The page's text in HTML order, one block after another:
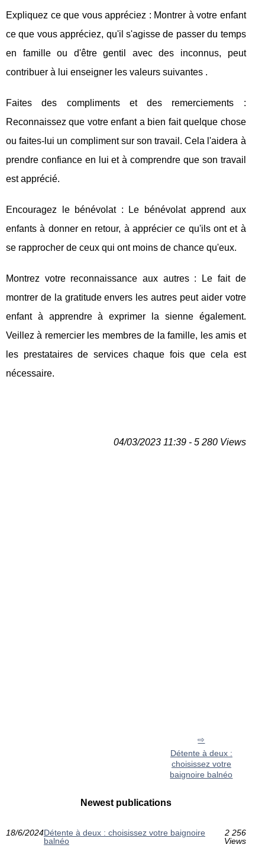
Expliquez ce que vous appréciez : Montrer à votre enfant
ce que vous appréciez, qu'il s'agisse de passer du temps
en famille ou d'être gentil avec des inconnus, peut
contribuer à lui enseigner les valeurs suivantes .
Faites des compliments et des remerciements :
Reconnaissez que votre enfant a bien fait quelque chose
ou faites-lui un compliment sur son travail. Cela l'aidera à
prendre confiance en lui et à comprendre que son travail
est apprécié.
Encouragez le bénévolat : Le bénévolat apprend aux
enfants à donner en retour, à apprécier ce qu'ils ont et à
se rapprocher de ceux qui ont moins de chance qu'eux.
Montrez votre reconnaissance aux autres : Le fait de
montrer de la gratitude envers les autres peut aider votre
enfant à apprendre à exprimer la sienne également.
Veillez à remercier les membres de la famille, les amis et
les prestataires de services chaque fois que cela est
nécessaire.
04/03/2023 11:39 - 5 280 Views
Détente à deux :
choisissez votre
baignoire balnéo
Newest publications
18/6/2024Détente à deux : choisissez votre baignoire
balnéo
2 256
Views